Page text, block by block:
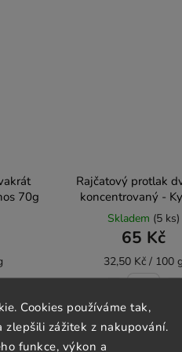
Cookies používáme tak,
zážitek z nakupování.
funkce, výkon a
70g
Rajčatový protlak
koncentrovaný -
200g
Skladem (5 ks)
65 Kč
32,50 Kč / 100 g
Do košíku